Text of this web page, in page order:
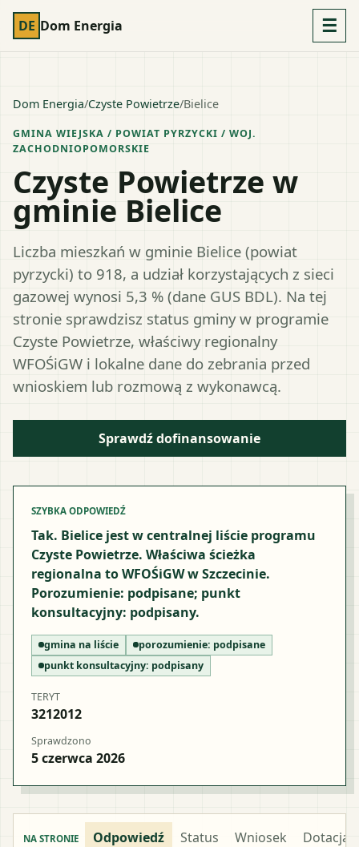
DE Dom Energia ☰
Dom Energia/Czyste Powietrze/Bielice
GMINA WIEJSKA / POWIAT PYRZYCKI / WOJ.
ZACHODNIOPOMORSKIE
Czyste Powietrze w
gminie Bielice
Liczba mieszkań w gminie Bielice (powiat
pyrzycki) to 918, a udział korzystających z sieci
gazowej wynosi 5,3 % (dane GUS BDL). Na tej
stronie sprawdzisz status gminy w programie
Czyste Powietrze, właściwy regionalny
WFOŚiGW i lokalne dane do zebrania przed
wnioskiem lub rozmową z wykonawcą.
Sprawdź dofinansowanie
SZYBKA ODPOWIEDŹ
Tak. Bielice jest w centralnej liście programu
Czyste Powietrze. Właściwa ścieżka
regionalna to WFOŚiGW w Szczecinie.
Porozumienie: podpisane; punkt
konsultacyjny: podpisany.
gmina na liście porozumienie: podpisane
punkt konsultacyjny: podpisany
TERYT
3212012
Sprawdzono
5 czerwca 2026
NA STRONIE Odpowiedź Status Wniosek Dotacja